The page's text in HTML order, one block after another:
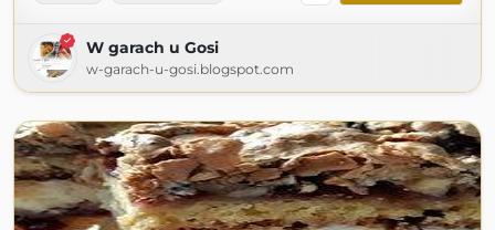
W garach u Gosi
w-garach-u-gosi.blogspot.com